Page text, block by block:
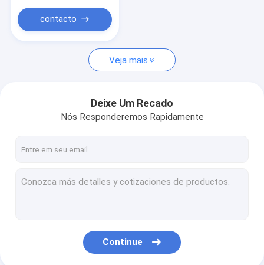
contacto
Veja mais
Deixe Um Recado
Nós Responderemos Rapidamente
Continue